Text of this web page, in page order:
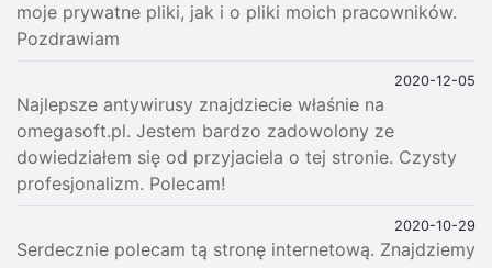
moje prywatne pliki, jak i o pliki moich pracowników.
Pozdrawiam
2020-12-05
Najlepsze antywirusy znajdziecie właśnie na
omegasoft.pl. Jestem bardzo zadowolony ze
dowiedziałem się od przyjaciela o tej stronie. Czysty
profesjonalizm. Polecam!
2020-10-29
Serdecznie polecam tą stronę internetową. Znajdziemy